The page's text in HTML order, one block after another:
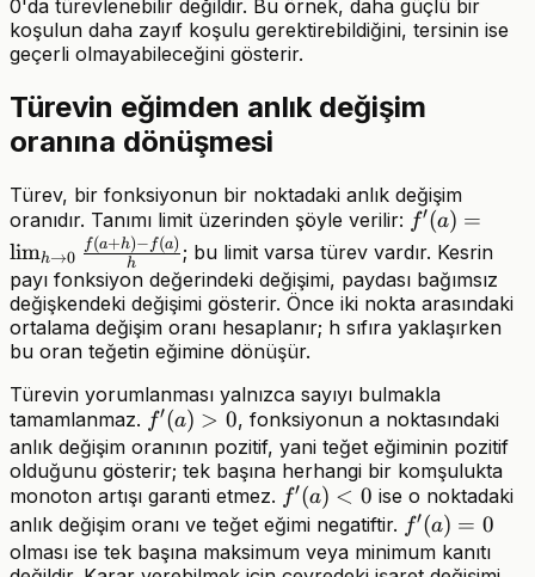
0'da türevlenebilir değildir. Bu örnek, daha güçlü bir
koşulun daha zayıf koşulu gerektirebildiğini, tersinin ise
geçerli olmayabileceğini gösterir.
Türevin eğimden anlık değişim
oranına dönüşmesi
Türev, bir fonksiyonun bir noktadaki anlık değişim
oranıdır. Tanımı limit üzerinden şöyle verilir:
f(a)}{h}
f′(a) =
limh→0 h
f(a+h)− f(a) ; bu limit varsa türev vardır. Kesrin
payı fonksiyon değerindeki değişimi, paydası bağımsız
değişkendeki değişimi gösterir. Önce iki nokta arasındaki
ortalama değişim oranı hesaplanır; h sıfıra yaklaşırken
bu oran teğetin eğimine dönüşür.
Türevin yorumlanması yalnızca sayıyı bulmakla
tamamlanmaz. f'(a)>0
f′(a) > 0, fonksiyonun a noktasındaki
anlık değişim oranının pozitif, yani teğet eğiminin pozitif
olduğunu gösterir; tek başına herhangi bir komşulukta
monoton artışı garanti etmez. f'(a)
<0
f′(a) < 0 ise o noktadaki
anlık değişim oranı ve teğet eğimi negatiftir. f'(a)=0
f′(a) = 0
olması ise tek başına maksimum veya minimum kanıtı